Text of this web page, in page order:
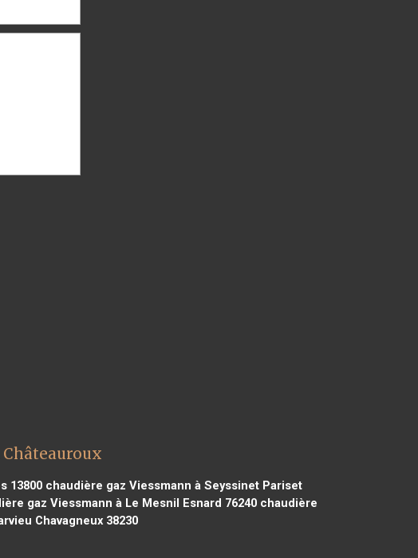
13800 chaudière gaz Viessmann à Seyssinet Pariset
gaz Viessmann à Le Mesnil Esnard 76240 chaudière
Chavagneux 38230